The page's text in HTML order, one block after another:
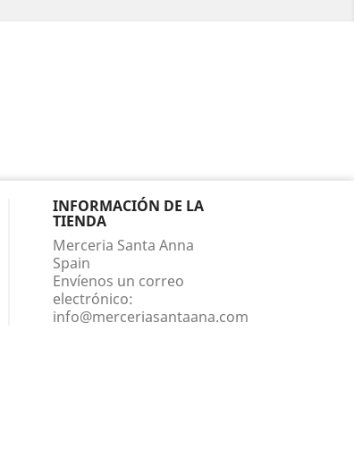
INFORMACIÓN DE LA
TIENDA
Merceria Santa Anna
Spain
Envíenos un correo
electrónico:
info@merceriasantaana.com